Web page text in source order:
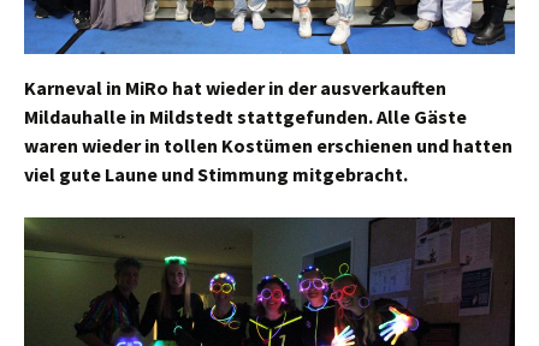
Karneval in MiRo hat wieder in der ausverkauften
Mildauhalle in Mildstedt stattgefunden. Alle Gäste
waren wieder in tollen Kostümen erschienen und hatten
viel gute Laune und Stimmung mitgebracht.